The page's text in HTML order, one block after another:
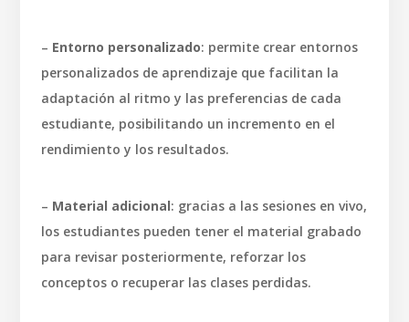
– Entorno personalizado: permite crear entornos
personalizados de aprendizaje que facilitan la
adaptación al ritmo y las preferencias de cada
estudiante, posibilitando un incremento en el
rendimiento y los resultados.
– Material adicional: gracias a las sesiones en vivo,
los estudiantes pueden tener el material grabado
para revisar posteriormente, reforzar los
conceptos o recuperar las clases perdidas.